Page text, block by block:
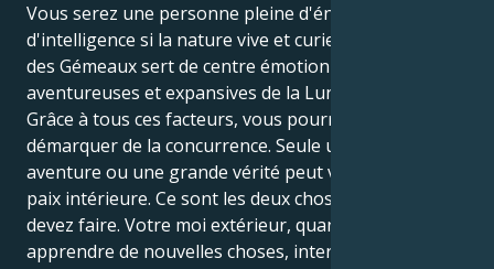
Vous serez une personne pleine d'énergie et
d'intelligence si la nature vive et curieuse du Soleil
des Gémeaux sert de centre émotionnel aux flammes
aventureuses et expansives de la Lune du Sagittaire.
Grâce à tous ces facteurs, vous pourrez vous
démarquer de la concurrence. Seule une grande
aventure ou une grande vérité peut vous apporter la
paix intérieure. Ce sont les deux choses que vous
devez faire. Votre moi extérieur, quant à lui, aime
apprendre de nouvelles choses, interagir avec les